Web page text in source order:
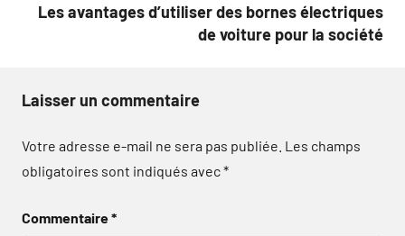
Les avantages d’utiliser des bornes électriques
de voiture pour la société
Laisser un commentaire
Votre adresse e-mail ne sera pas publiée. Les champs
obligatoires sont indiqués avec*
Commentaire*